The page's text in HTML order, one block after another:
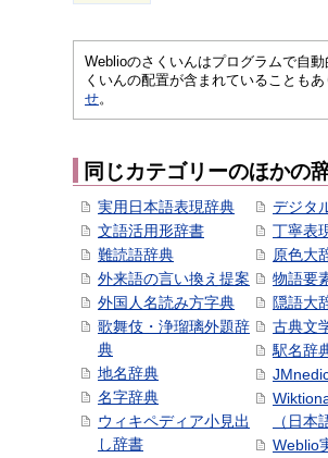
Weblioのさくいんはプログラムで自
くいんの配置が含まれていることも
せ。
同じカテゴリーのほかの
実用日本語表現辞典
文語活用形辞書
難読語辞典
外来語の言い換え提案
外国人名読み方字典
歌舞伎・浄瑠璃外題辞
典
地名辞典
名字辞典
ウィキペディア小見出
し辞書
デジタ
丁寧表
原色大
物語要
隠語大
古典文
駅名辞
（日本
Weblio